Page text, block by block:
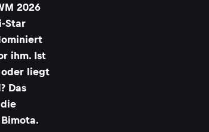
2026
Star
ihm. Ist
liegt
Das